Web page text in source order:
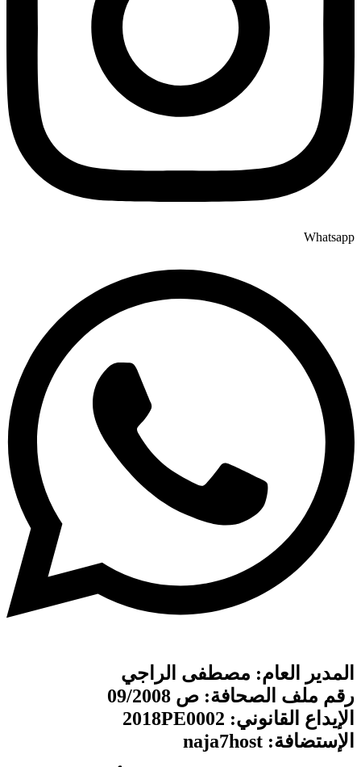
Whatsapp
المدير العام: مصطفى الراجي
رقم ملف الصحافة: ص 09/2008
الإيداع القانوني: 2018PE0002
الإستضافة: naja7host